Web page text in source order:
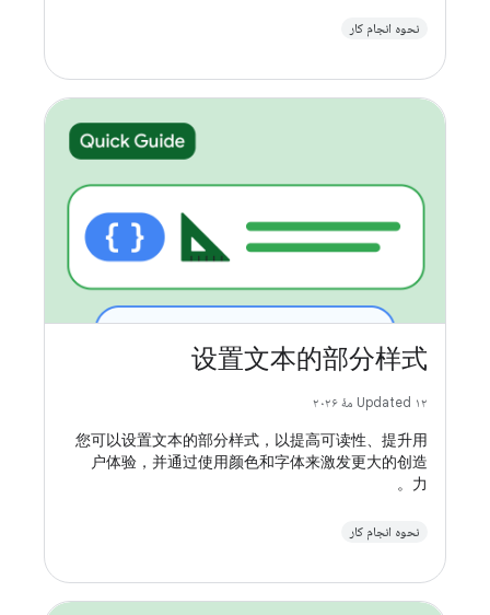
نحوه انجام کار
设置文本的部分样式
Updated ۱۲ مهٔ ۲۰۲۶
您可以设置文本的部分样式，以提高可读性、提升用
户体验，并通过使用颜色和字体来激发更大的创造
力。
نحوه انجام کار